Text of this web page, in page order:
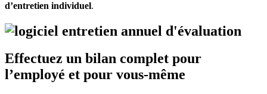
d’entretien individuel.
Effectuez un bilan complet pour
l’employé et pour vous-même